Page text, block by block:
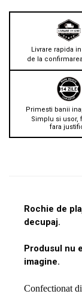
Livrare rapida
de la
Primesti banii
Simplu si usor,
fara
Rochie de
decupaj.
Produsul nu
imagine.
Confectionat